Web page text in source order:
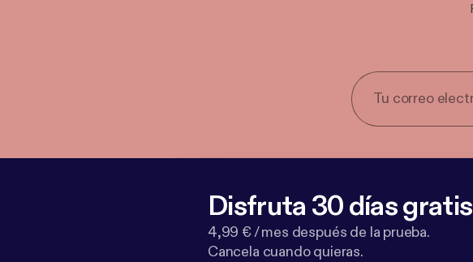
Disfruta 30 días gratis
4,99 € / mes después de la prueba.
Cancela cuando quieras.